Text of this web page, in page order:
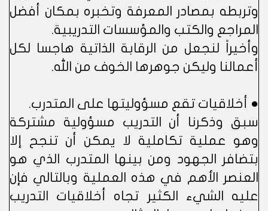
وتربطه بمصادر المعرفة وتخبره بمكان أفضل
المراجع والكتب والمؤسسات التدريبية.
وأخيراً لنجعل من الرقابة الذاتية هاجسا لكل
أعمالنا وليكن جوهرها الخوف من الله.
● أخلاقيات تقع مسؤوليتها على المتدرب.
سبق وذكرنا أن التدريب مسؤولية مشتركة
وهو عملية تكاملية لا يمكن أن تنجح إلا
بتضافر الجهود ومن بينها المتدرب الذي هو
العنصر الأهم في هذه العملية وبالتالي فإن
عليه الشيء الكثير تجاه أخلاقيات التدريب